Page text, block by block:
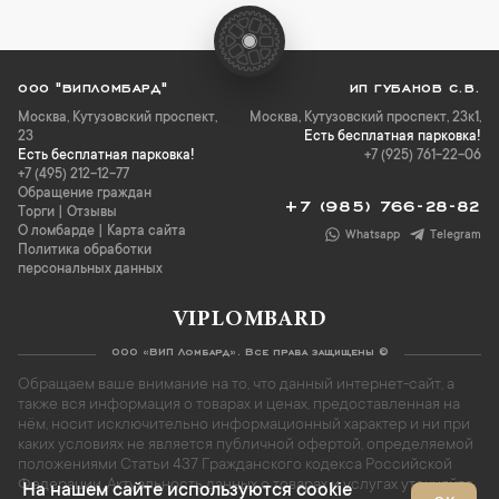
ООО "ВИПЛОМБАРД"
Москва, Кутузовский проспект,
23
Есть бесплатная парковка!
+7 (495) 212-12-77
Обращение граждан
Торги
Отзывы
О ломбарде
Карта сайта
Политика обработки
персональных данных
ИП ГУБАНОВ С.В.
Москва, Кутузовский проспект, 23к1,
Есть бесплатная парковка!
+7 (925) 761-22-06
+7 (985) 766-28-82
Whatsapp Telegram
VIPLOMBARD
ООО «ВИП Ломбард». Все права защищены ©
Обращаем ваше внимание на то, что данный интернет-сайт, а
также вся информация о товарах и ценах, предоставленная на
нём, носит исключительно информационный характер и ни при
каких условиях не является публичной офертой, определяемой
положениями Статьи 437 Гражданского кодекса Российской
Федерации. Актуальность данных о товарах и услугах уточняйте
На нашем сайте используются cookie